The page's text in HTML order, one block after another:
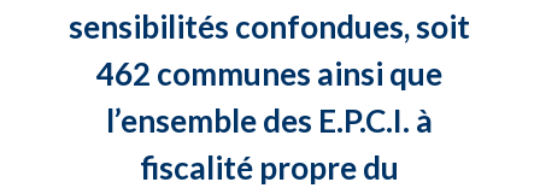
sensibilités confondues, soit
462 communes ainsi que
l’ensemble des E.P.C.I. à
fiscalité propre du